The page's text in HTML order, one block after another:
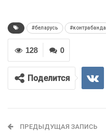
#беларусь #контрабанда
0
128
Поделится
ПРЕДЫДУЩАЯ ЗАПИСЬ